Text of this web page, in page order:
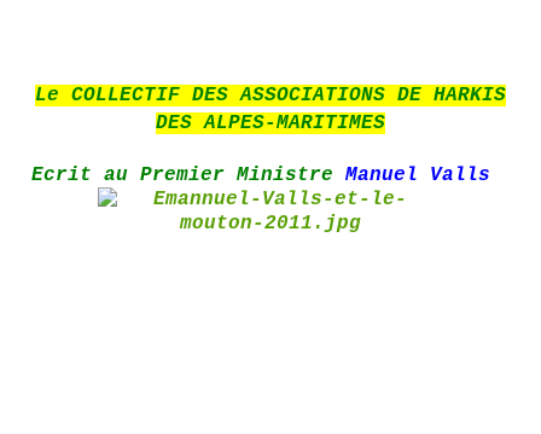
Le COLLECTIF DES ASSOCIATIONS DE HARKIS
DES ALPES-MARITIMES
Ecrit au Premier Ministre Manuel Valls